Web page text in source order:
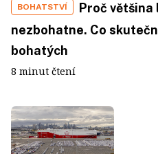
BOHATSTVÍ
Proč
nezbohatne. Co
bohatých
8 minut čtení